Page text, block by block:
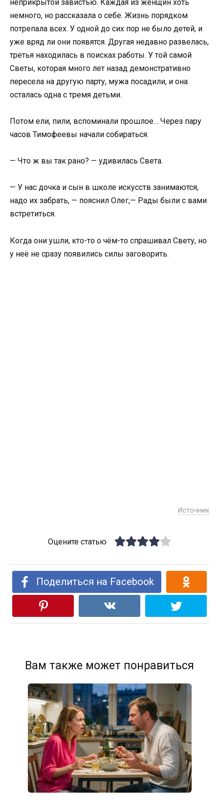
неприкрытой завистью. Каждая из женщин хоть
немного, но рассказала о себе. Жизнь порядком
потрепала всех. У одной до сих пор не было детей, и
уже вряд ли они появятся. Другая недавно развелась,
третья находилась в поисках работы. У той самой
Светы, которая много лет назад демонстративно
пересела на другую парту, мужа посадили, и она
осталась одна с тремя детьми.
Потом ели, пили, вспоминали прошлое… Через пару
часов Тимофеевы начали собираться.
— Что ж вы так рано? — удивилась Света.
— У нас дочка и сын в школе искусств занимаются,
надо их забрать, — пояснил Олег,— Рады были с вами
встретиться.
Когда они ушли, кто-то о чём-то спрашивал Свету, но
у неё не сразу появились силы заговорить.
Источник
Оцените статью
Поделиться на Facebook
Вам также может понравиться